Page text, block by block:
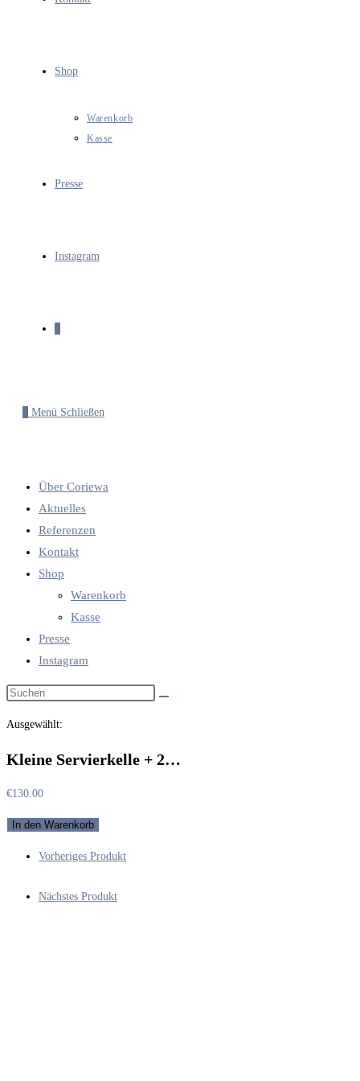
Shop
Warenkorb
Kasse
Presse
Instagram
Menü Schließen
Über Coriewa
Aktuelles
Referenzen
Kontakt
Shop
Warenkorb
Kasse
Presse
Instagram
Diese
durchsuchen
Ausgewählt:
Kleine Servierkelle + 2…
€130.00
Kleine
Aufschnittgabeln
In den Warenkorb
Vorheriges Produkt
Nächstes Produkt